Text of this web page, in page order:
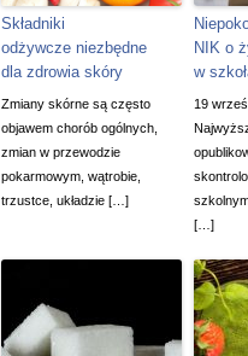
Składniki
odżywcze niezbędne
dla zdrowia skóry
Zmiany skórne są często
objawem chorób ogólnych,
zmian w przewodzie
pokarmowym, wątrobie,
trzustce, układzie […]
NIK o
w
19
[…]